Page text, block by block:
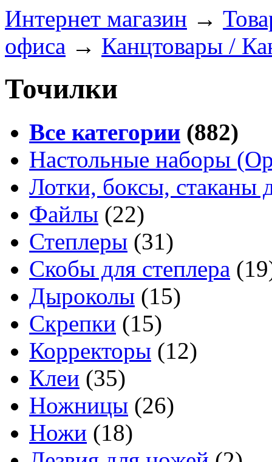
Интернет магазин →
офиса → Канцтовары /
Точилки
Все категории (882)
Настольные наборы
Лотки, боксы, стаканы
Файлы (22)
Степлеры (31)
Скобы для степлера
Дыроколы (15)
Скрепки (15)
Корректоры (12)
Клеи (35)
Ножницы (26)
Ножи (18)